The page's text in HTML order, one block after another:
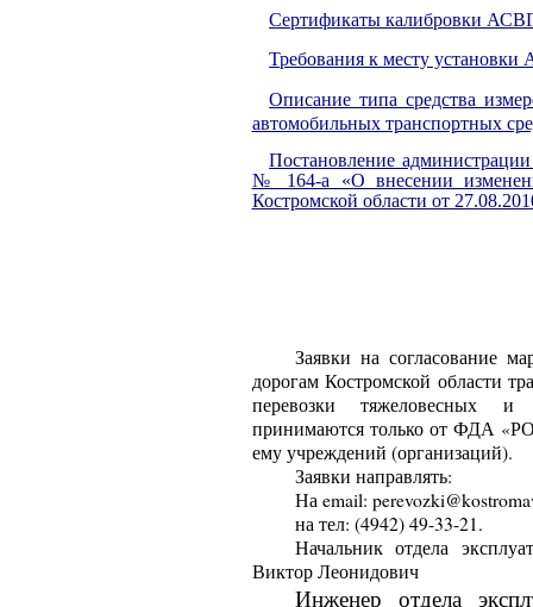
Сертификаты калибровки
Требования к месту
Описание типа средства
автомобильных транспортных
Постановление
№ 164-а «О внесении
Костромской области от
Заявки на согласование
дорогам Костромской области
перевозки тяжеловесных и
принимаются только от ФДА
ему учреждений (организаций).
Заявки направлять:
На email:
на тел: (4942) 49-33-21.
Начальник отдела
Виктор Леонидович
Инженер отдела